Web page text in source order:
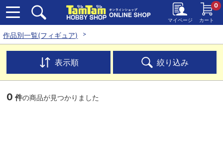
マイページ カート
0
作品別一覧(フィギュア)
表示順 絞り込み
0 件の商品が見つかりました